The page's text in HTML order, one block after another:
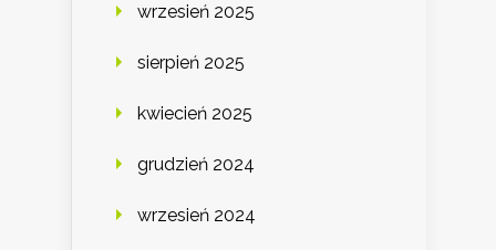
wrzesień 2025
sierpień 2025
kwiecień 2025
grudzień 2024
wrzesień 2024